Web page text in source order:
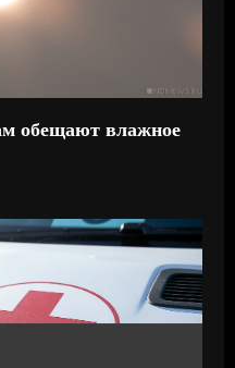
обещают влажное